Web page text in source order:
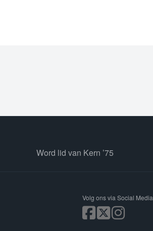
Word lid van Kern ’75
Volg ons via Social Media